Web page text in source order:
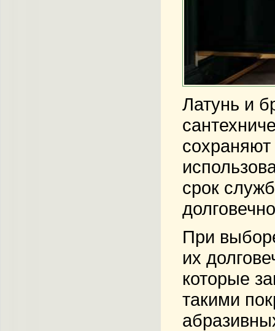
Латунь и
срок
При
их
которые
такими